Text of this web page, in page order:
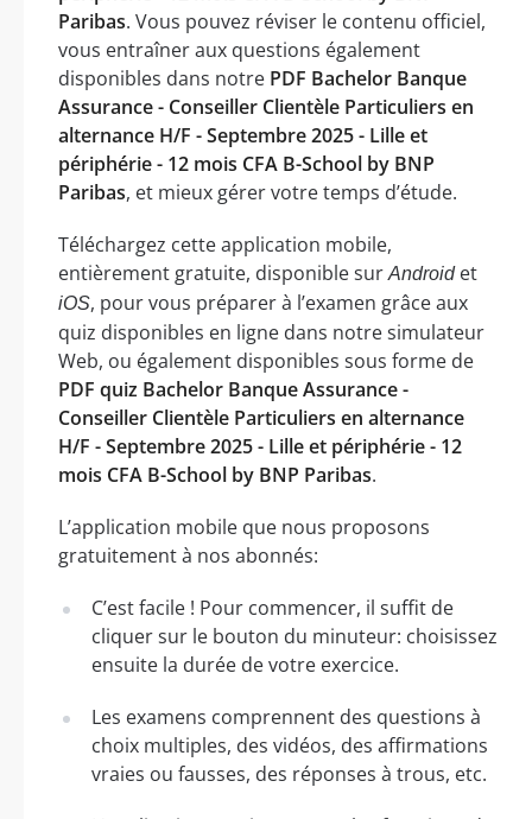
Paribas. Vous pouvez réviser le contenu officiel,
vous entraîner aux questions également
disponibles dans notre PDF Bachelor Banque
Assurance - Conseiller Clientèle Particuliers en
alternance H/F - Septembre 2025 - Lille et
périphérie - 12 mois CFA B-School by BNP
Paribas, et mieux gérer votre temps d’étude.
Téléchargez cette application mobile,
entièrement gratuite, disponible surAndroidet
iOS, pour vous préparer à l’examen grâce aux
quiz disponibles en ligne dans notre simulateur
Web, ou également disponibles sous forme de
PDF quiz Bachelor Banque Assurance -
Conseiller Clientèle Particuliers en alternance
H/F - Septembre 2025 - Lille et périphérie - 12
mois CFA B-School by BNP Paribas.
L’application mobile que nous proposons
gratuitement à nos abonnés:
C’est facile ! Pour commencer, il suffit de
cliquer sur le bouton du minuteur: choisissez
ensuite la durée de votre exercice.
Les examens comprennent des questions à
choix multiples, des vidéos, des affirmations
vraies ou fausses, des réponses à trous, etc.